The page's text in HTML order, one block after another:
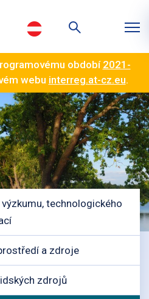
období2021-
webu interreg.at-cz.eu.
výzkumu, technologického
a zdroje
zdrojů